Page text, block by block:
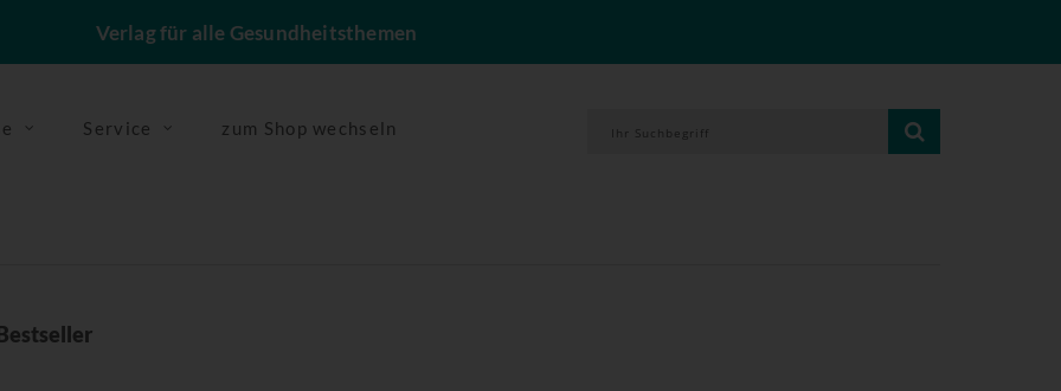
Verlag für alle Gesundheitsthemen
Service zum Shop wechseln